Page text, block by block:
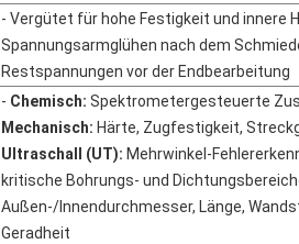
- Vergütet für hohe Festigkeit und innere
Spannungsarmglühen nach dem
Restspannungen vor der Endbearbeitung
- Chemisch:
Mechanisch:
Ultraschall (UT): Mehrwinkel-
kritische Bohrungs- und
Außen-/Innendurchmesser, Länge,
Geradheit